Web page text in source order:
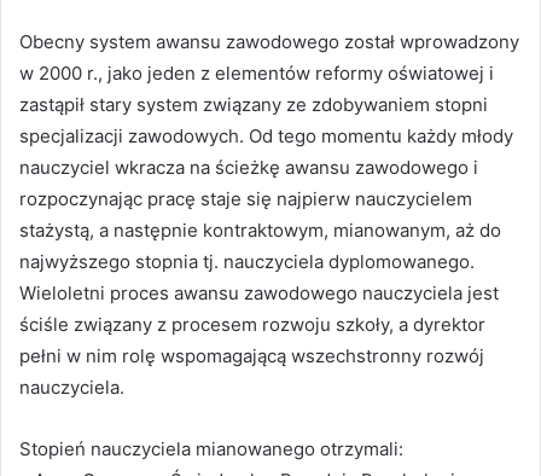
Obecny system awansu zawodowego został wprowadzony
w 2000 r., jako jeden z elementów reformy oświatowej i
zastąpił stary system związany ze zdobywaniem stopni
specjalizacji zawodowych. Od tego momentu każdy młody
nauczyciel wkracza na ścieżkę awansu zawodowego i
rozpoczynając pracę staje się najpierw nauczycielem
stażystą, a następnie kontraktowym, mianowanym, aż do
najwyższego stopnia tj. nauczyciela dyplomowanego.
Wieloletni proces awansu zawodowego nauczyciela jest
ściśle związany z procesem rozwoju szkoły, a dyrektor
pełni w nim rolę wspomagającą wszechstronny rozwój
nauczyciela.
Stopień nauczyciela mianowanego otrzymali: